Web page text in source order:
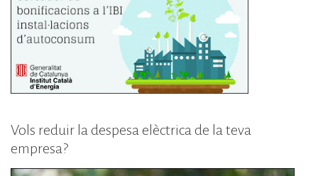
Vols reduir la despesa elèctrica de la teva
empresa?